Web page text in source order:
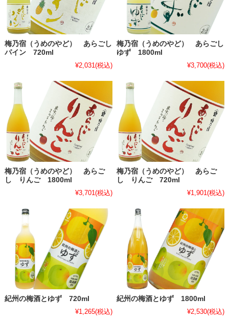
梅乃宿（うめのやど） あらごし
パイン 720ml
¥2,031(税込)
梅乃宿（うめのやど） あらごし
ゆず 1800ml
¥3,700(税込)
梅乃宿（うめのやど） あらご
し りんご 1800ml
¥3,701 (税込)
梅乃宿（うめのやど） あらご
し りんご 720ml
¥1,901(税込)
紀州の梅酒とゆず 720ml
¥1,265(税込)
紀州の梅酒とゆず 1800ml
¥2,530(税込)